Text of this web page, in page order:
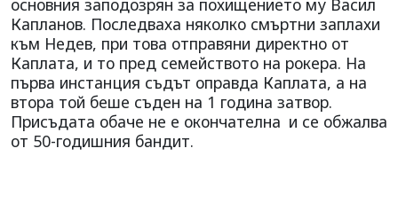
Капланов. Последваха няколко смъртни заплахи
към Недев, при това отправяни директно от
Каплата, и то пред семейството на рокера. На
първа инстанция съдът оправда Каплата, а на
втора той беше съден на 1 година затвор.
Присъдата обаче не е окончателна и се обжалва
от 50-годишния бандит.